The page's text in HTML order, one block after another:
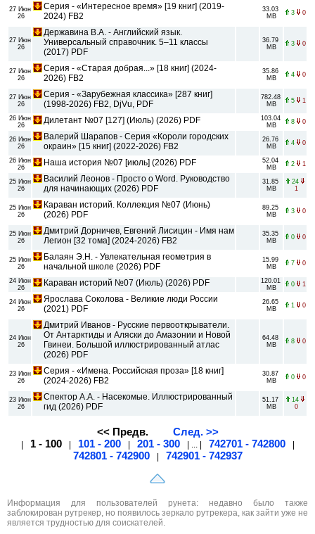
27 Июн
26
Серия - «Интересное время» [19 книг] (2019-
2024) FB2
33.03
MB
3 0
27 Июн
26
Державина В.А. - Английский язык.
Универсальный справочник. 5–11 классы
(2017) PDF
36.79
MB
3 0
27 Июн
26
Серия - «Старая добрая...» [18 книг] (2024-
2026) FB2
35.86
MB
4 0
27 Июн
26
Серия - «Зарубежная классика» [287 книг]
(1998-2026) FB2, DjVu, PDF
782.48
MB
5 1
26 Июн
26
Дилетант №07 [127] (Июль) (2026) PDF
103.04
MB
8 0
26 Июн
26
Валерий Шарапов - Серия «Короли городских
окраин» [15 книг] (2022-2026) FB2
26.76
MB
4 0
26 Июн
26
Наша история №07 [июль] (2026) PDF
52.04
MB
2 1
25 Июн
26
Василий Леонов - Просто о Word. Руководство
для начинающих (2026) PDF
31.85
MB
24
1
25 Июн
26
Караван историй. Коллекция №07 (Июнь)
(2026) PDF
89.25
MB
3 0
25 Июн
26
Дмитрий Дорничев, Евгений Лисицин - Имя нам
Легион [32 тома] (2024-2026) FB2
35.35
MB
0 0
25 Июн
26
Балаян Э.Н. - Увлекательная геометрия в
начальной школе (2026) PDF
15.99
MB
7 0
24 Июн
26
Караван историй №07 (Июль) (2026) PDF
120.01
MB
0 1
24 Июн
26
Ярослава Соколова - Великие люди России
(2021) PDF
26.65
MB
1 0
24 Июн
26
Дмитрий Иванов - Русские первооткрыватели.
От Антарктиды и Аляски до Амазонии и Новой
Гвинеи. Большой иллюстрированный атлас
(2026) PDF
64.48
MB
8 0
23 Июн
26
Серия - «Имена. Российская проза» [18 книг]
(2024-2026) FB2
30.87
MB
0 0
23 Июн
26
Спектор А.А. - Насекомые. Иллюстрированный
гид (2026) PDF
51.17
MB
14
0
<< Предв. След. >>
| 1 - 100 | 101 - 200 | 201 - 300 | ... | 742701 - 742800 |
742801 - 742900 | 742901 - 742937
Информация для пользователей рунета: недавно было также
заблокирован рутрекер, но появилось зеркало рутрекера, как зайти уже не
является трудностью для соискателей.